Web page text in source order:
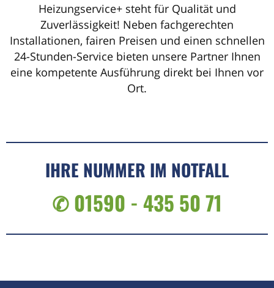
Heizungservice+ steht für Qualität und
Zuverlässigkeit! Neben fachgerechten
Installationen, fairen Preisen und einen schnellen
24-Stunden-Service bieten unsere Partner Ihnen
eine kompetente Ausführung direkt bei Ihnen vor
Ort.
IHRE NUMMER IM NOTFALL
✆ 01590 - 435 50 71